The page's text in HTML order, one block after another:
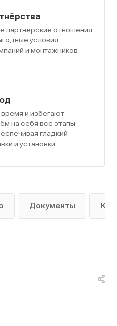
партнерские отношения
условия
и монтажников
и избегают
на себя все этапы
гладкий
и установки
Документы Как